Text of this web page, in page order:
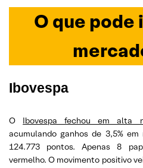
O que pode
Ibovespa
O Ibovespa fechou em alta
acumulando ganhos de 3,5%
124.773 pontos. Apenas 8
vermelho. O movimento positivo